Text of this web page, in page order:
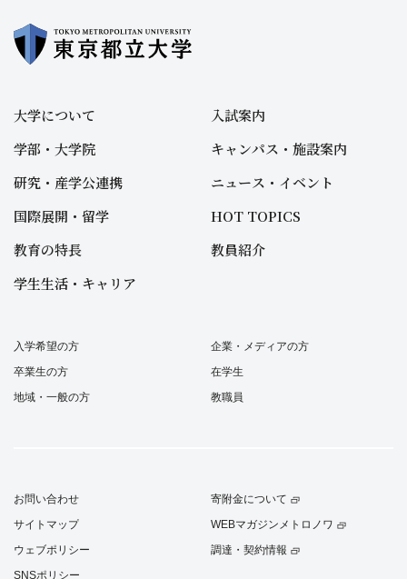
大学について
学部・大学院
研究・産学公連携
国際展開・留学
教育の特長
学生生活・キャリア
入試案内
キャンパス・施設案内
ニュース・イベント
HOT TOPICS
教員紹介
入学希望の方
卒業生の方
地域・一般の方
企業・メディアの方
在学生
教職員
お問い合わせ
サイトマップ
ウェブポリシー
SNSポリシー
寄附金について
WEBマガジンメトロノワ
調達・契約情報